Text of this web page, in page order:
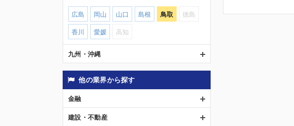
広島 岡山 山口 島根 鳥取
徳島
香川
愛媛 高知
九州・沖縄
他の業界から探す
金融
建設・不動産